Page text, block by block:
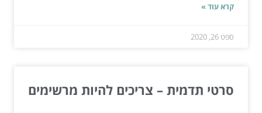
קרא עוד »
ספט 26, 2020
סרטי תדמית – צריכים להיות מרשימים